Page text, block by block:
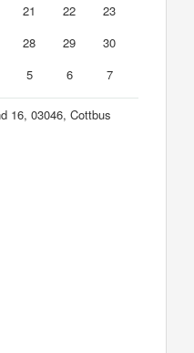
21 22
23
28 29
30
5 6 7
16, 03046, Cottbus